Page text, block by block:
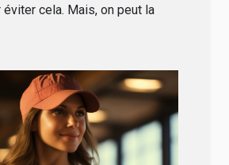
éviter cela. Mais, on peut la